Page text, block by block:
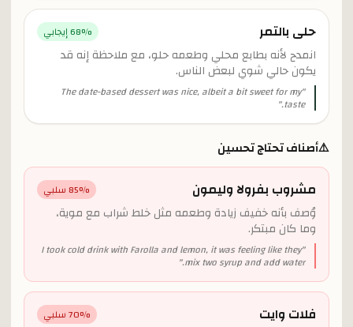
حلى بالتمر 68% إيجابي
انمدح لأنه بطابع محلي وطعمه حلو، مع ملاحظة إنه قد
يكون حالي شوي لبعض الناس.
"
The date-based dessert was nice, albeit a bit sweet for my
taste.
"
⚠️أصناف تحتاج تحسين
مشروب بفرولا وليمون 85% سلبي
وُصف بأنه خفيف زيادة وطعمه مثل خلط شراب مع موية،
وما كان مبتكر.
"
I took cold drink with Farolla and lemon, it was feeling like they
mix two syrup and add water.
"
فلات وايت 70% سلبي